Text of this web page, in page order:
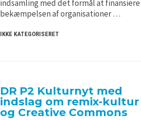
indsamling med det formål at finansiere
bekæmpelsen af organisationer …
IKKE KATEGORISERET
DR P2 Kulturnyt med
indslag om remix-kultur
og Creative Commons